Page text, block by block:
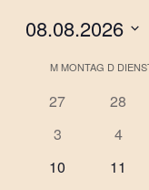
08.08.2026
wählen.
Kalender
von
MMONTAG D
0
27
0
28
0
3
0
4
0
10
0
11